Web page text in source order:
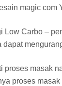
magic com
Low Carbo –
dapat
proses masak
proses